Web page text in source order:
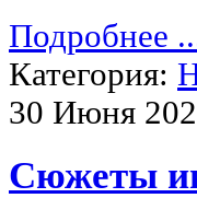
Подробнее
Категория:
30 Июня
Сюжеты